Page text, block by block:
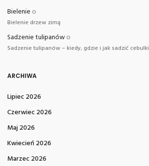
Bielenie o
Bielenie drzew zimą
Sadzenie tulipanówo
Sadzenie tulipanów – kiedy, gdzie i jak sadzić cebulki
ARCHIWA
Lipiec 2026
Czerwiec 2026
Maj 2026
Kwiecień 2026
Marzec 2026